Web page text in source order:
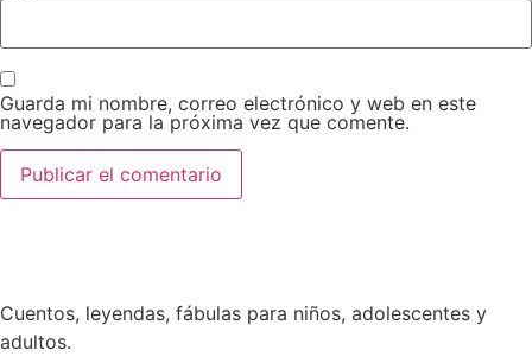
Guarda mi nombre, correo electrónico y web en este
navegador para la próxima vez que comente.
Cuentos, leyendas, fábulas para niños, adolescentes y
adultos.